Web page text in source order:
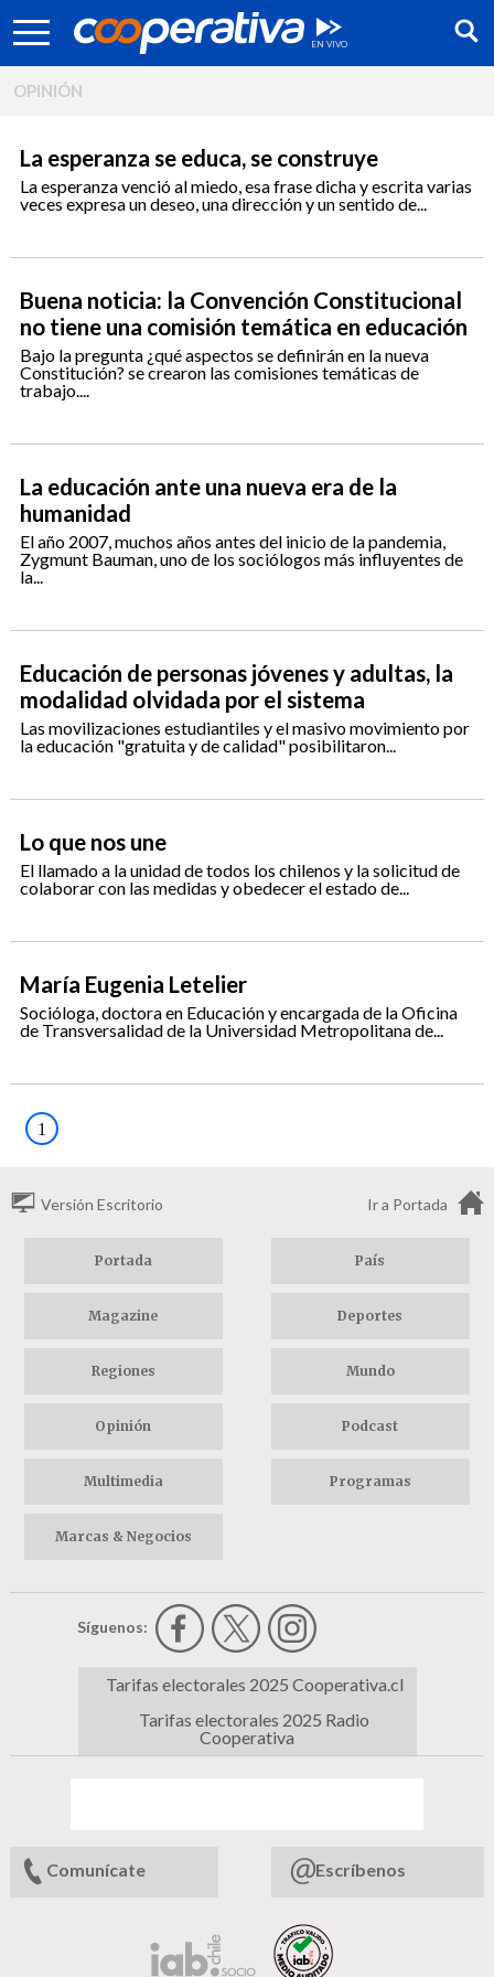
OPINIÓN
La esperanza se educa, se construye
La esperanza venció al miedo, esa frase dicha y escrita varias
veces expresa un deseo, una dirección y un sentido de...
Buena noticia: la Convención Constitucional
no tiene una comisión temática en educación
Bajo la pregunta ¿qué aspectos se definirán en la nueva
Constitución? se crearon las comisiones temáticas de
trabajo....
La educación ante una nueva era de la
humanidad
El año 2007, muchos años antes del inicio de la pandemia,
Zygmunt Bauman, uno de los sociólogos más influyentes de
la...
Educación de personas jóvenes y adultas, la
modalidad olvidada por el sistema
Las movilizaciones estudiantiles y el masivo movimiento por
la educación "gratuita y de calidad" posibilitaron...
Lo que nos une
El llamado a la unidad de todos los chilenos y la solicitud de
colaborar con las medidas y obedecer el estado de...
María Eugenia Letelier
Socióloga, doctora en Educación y encargada de la Oficina
de Transversalidad de la Universidad Metropolitana de...
1
Versión Escritorio Ir a Portada
Portada País
Magazine Deportes
Regiones Mundo
Opinión Podcast
Multimedia Programas
Marcas & Negocios
Síguenos:
Tarifas electorales 2025 Cooperativa.cl
Tarifas electorales 2025 Radio
Cooperativa
Comunícate Escríbenos